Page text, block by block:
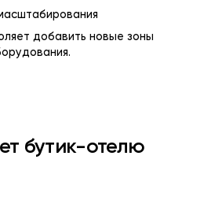
добавить новые зоны
бутик-отелю